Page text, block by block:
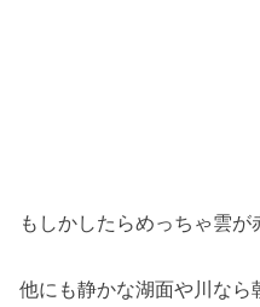
もしかしたらめっちゃ雲が
他にも静かな湖面や川な